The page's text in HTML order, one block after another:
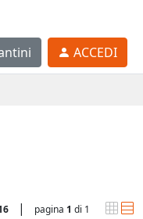
ACCEDI
| pagina 1 di 1